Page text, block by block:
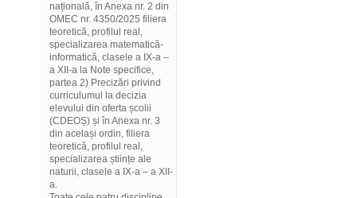
națională, în Anexa nr. 2 din
OMEC nr. 4350/2025 filiera
teoretică, profilul real,
specializarea matematică-
informatică, clasele a IX-a –
a XII-a la Note specifice,
partea 2) Precizări privind
curriculumul la decizia
elevului din oferta școlii
(CDEOȘ) și în Anexa nr. 3
din același ordin, filiera
teoretică, profilul real,
specializarea științe ale
naturii, clasele a IX-a – a XII-
a.